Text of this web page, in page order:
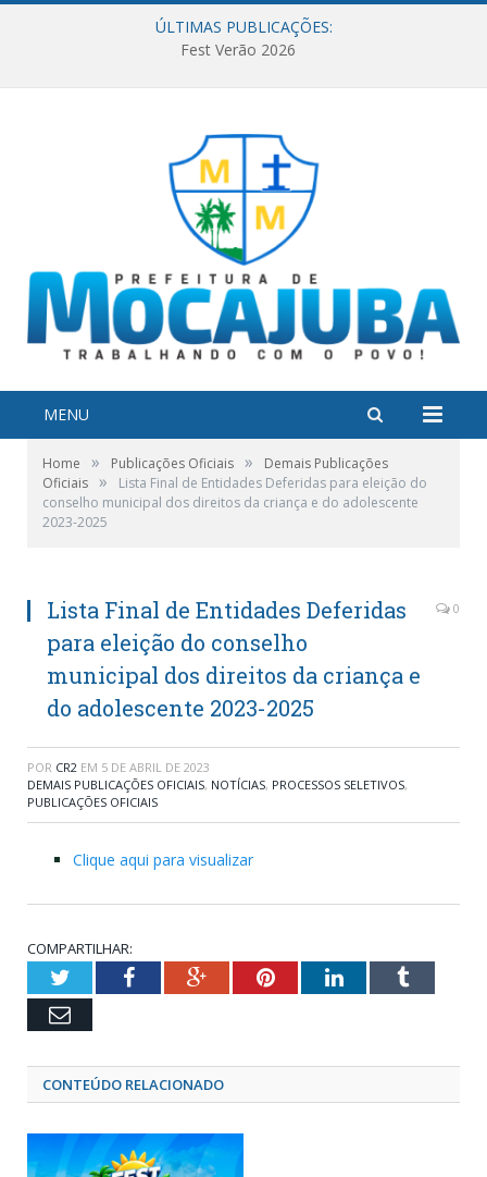
ÚLTIMAS PUBLICAÇÕES:
Fest Verão 2026
MENU
Home » Publicações Oficiais »
Demais Publicações
Oficiais »
Lista Final de Entidades Deferidas para eleição do
conselho municipal dos direitos da criança e do adolescente
2023-2025
Lista Final de Entidades Deferidas
para eleição do conselho
municipal dos direitos da criança e
do adolescente 2023-2025
0
POR CR2 EM 5 DE ABRIL DE 2023
DEMAIS PUBLICAÇÕES OFICIAIS, NOTÍCIAS, PROCESSOS SELETIVOS,
PUBLICAÇÕES OFICIAIS
Clique aqui para visualizar
COMPARTILHAR:
TwitterFacebookGoogle+PinterestLinkedInTumblr
Email
CONTEÚDO RELACIONADO